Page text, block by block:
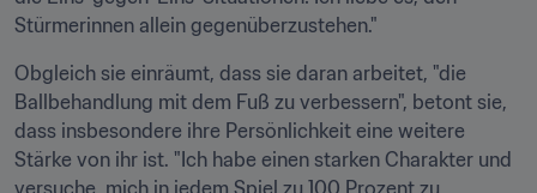
Stürmerinnen allein gegenüberzustehen."
Obgleich sie einräumt, dass sie daran arbeitet, "die
Ballbehandlung mit dem Fuß zu verbessern", betont sie,
dass insbesondere ihre Persönlichkeit eine weitere
Stärke von ihr ist. "Ich habe einen starken Charakter und
versuche, mich in jedem Spiel zu 100 Prozent zu